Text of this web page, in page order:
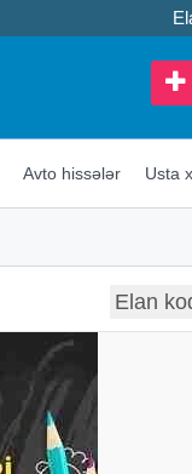
Avto hissələr Usta
Elan